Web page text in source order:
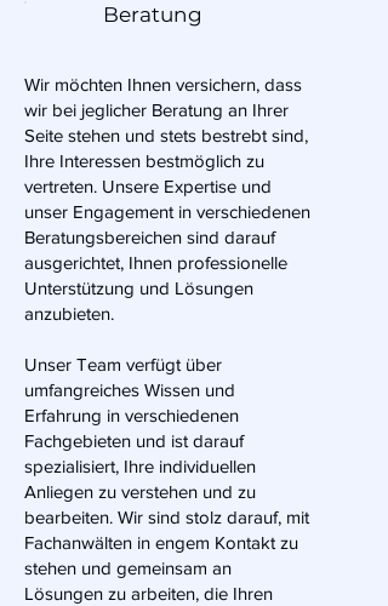
Beratung
Wir möchten Ihnen versichern, dass
wir bei jeglicher Beratung an Ihrer
Seite stehen und stets bestrebt sind,
Ihre Interessen bestmöglich zu
vertreten. Unsere Expertise und
unser Engagement in verschiedenen
Beratungsbereichen sind darauf
ausgerichtet, Ihnen professionelle
Unterstützung und Lösungen
anzubieten.
Unser Team verfügt über
umfangreiches Wissen und
Erfahrung in verschiedenen
Fachgebieten und ist darauf
spezialisiert, Ihre individuellen
Anliegen zu verstehen und zu
bearbeiten. Wir sind stolz darauf, mit
Fachanwälten in engem Kontakt zu
stehen und gemeinsam an
Lösungen zu arbeiten, die Ihren